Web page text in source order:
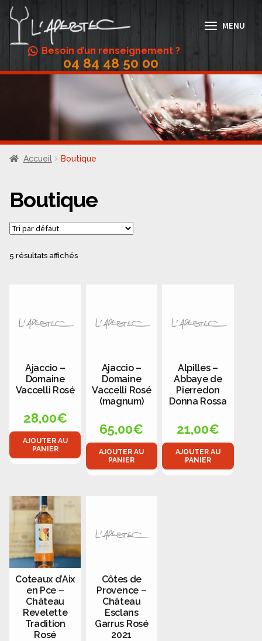
Aller
à
navigation
Aller
au
contenu
Besoin d’un renseignement ?
04 84 48 50 00
MENU
Abonnement Vin
Actualités
Boutique
Contact
Menus
Mon compte
Politique de cookies (UE)
Validation de la commande
Accueil Boutique
Boutique
5 résultats affichés
Ajaccio –
Domaine
Vaccelli Rosé
28,00€
AJOUTER AU
PANIER
Ajaccio –
Domaine
Vaccelli Rosé
(magnum)
65,00€
AJOUTER AU
PANIER
Alpilles –
Abbaye de
Pierredon
Donna Rossa
21,00€
AJOUTER AU
PANIER
Coteaux d’Aix
en Pce –
Château
Revelette
Tradition
Rosé
Côtes de
Provence –
Château
Esclans
Garrus Rosé
2021